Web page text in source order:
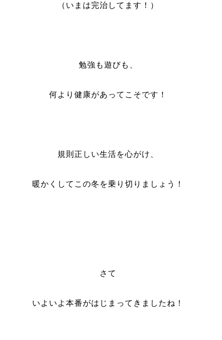
（いまは完治してます！）
勉強も遊びも、
何より健康があってこそです！
規則正しい生活を心がけ、
暖かくしてこの冬を乗り切りましょう！
さて
いよいよ本番がはじまってきましたね！